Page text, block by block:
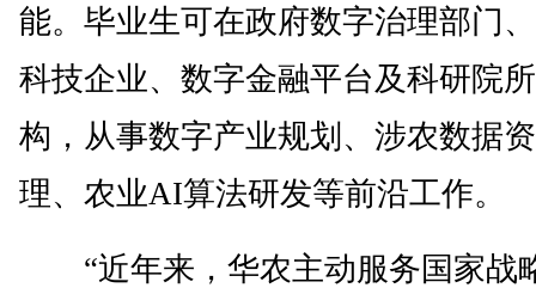
能。毕业生可在政府数字治理部门
科技企业、数字金融平台及科研院
构，从事数字产业规划、涉农数据
理、农业AI算法研发等前沿工作。
“近年来，华农主动服务国家战